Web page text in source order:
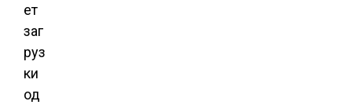
ет
заг
руз
ки
од